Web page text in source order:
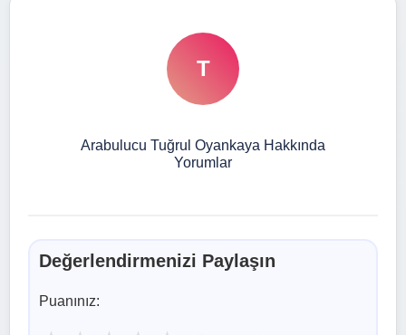
T
Arabulucu Tuğrul Oyankaya Hakkında
Yorumlar
Değerlendirmenizi Paylaşın
Puanınız: